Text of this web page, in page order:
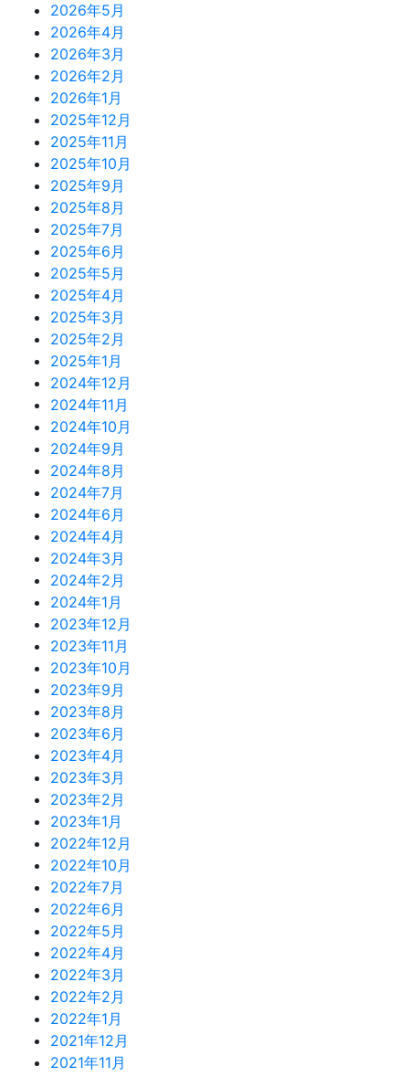
2026年5月
2026年4月
2026年3月
2026年2月
2026年1月
2025年12月
2025年11月
2025年10月
2025年9月
2025年8月
2025年7月
2025年6月
2025年5月
2025年4月
2025年3月
2025年2月
2025年1月
2024年12月
2024年11月
2024年10月
2024年9月
2024年8月
2024年7月
2024年6月
2024年4月
2024年3月
2024年2月
2024年1月
2023年12月
2023年11月
2023年10月
2023年9月
2023年8月
2023年6月
2023年4月
2023年3月
2023年2月
2023年1月
2022年12月
2022年10月
2022年7月
2022年6月
2022年5月
2022年4月
2022年3月
2022年2月
2022年1月
2021年12月
2021年11月